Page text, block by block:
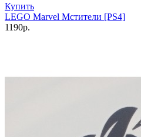
Купить
LEGO Marvel Мстители [PS4]
1190р.